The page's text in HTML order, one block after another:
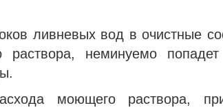
ливневых вод в очистные
неминуемо
моющего раствора, при